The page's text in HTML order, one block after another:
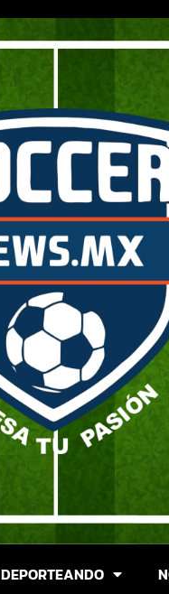
DEPORTEANDO